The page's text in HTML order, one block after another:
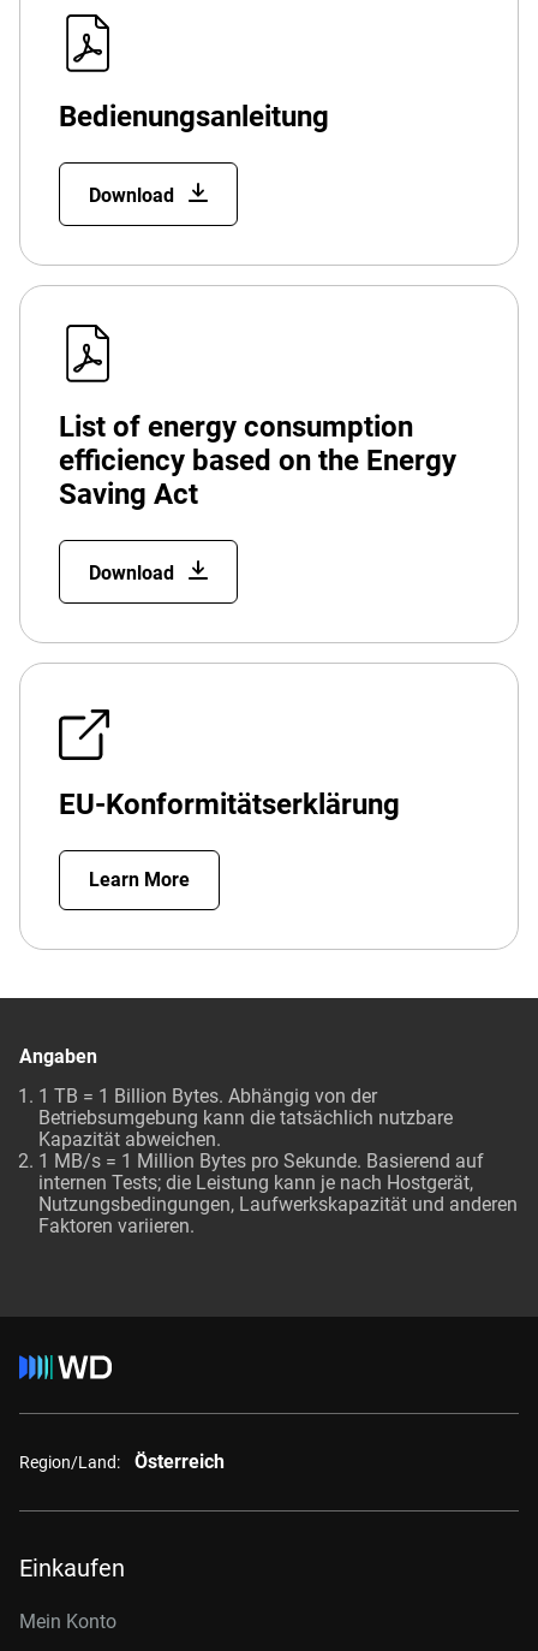
Bedienungsanleitung
Download
List of energy consumption
efficiency based on the Energy
Saving Act
Download
EU-Konformitätserklärung
Learn More
Angaben
1 TB = 1 Billion Bytes. Abhängig von der
Betriebsumgebung kann die tatsächlich nutzbare
Kapazität abweichen.
1 MB/s = 1 Million Bytes pro Sekunde. Basierend auf
internen Tests; die Leistung kann je nach Hostgerät,
Nutzungsbedingungen, Laufwerkskapazität und anderen
Faktoren variieren.
Region/Land: Österreich
Einkaufen
Mein Konto